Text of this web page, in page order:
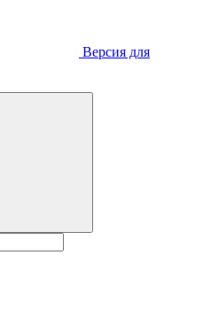
Версия для